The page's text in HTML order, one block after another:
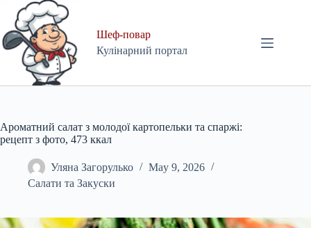
content
Шеф-повар
Кулінарний портал
Ароматний салат з молодої картопельки та спаржі:
рецепт з фото, 473 ккал
Уляна Загорулько
May 9, 2026
Салати та Закуски